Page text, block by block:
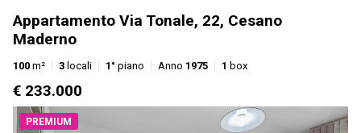
Appartamento Via Tonale, 22, Cesano
Maderno
100 m² 3 locali 1° piano Anno 1975 1 box
€ 233.000
PREMIUM